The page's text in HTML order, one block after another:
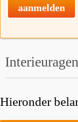
aanmelden
Hieronder